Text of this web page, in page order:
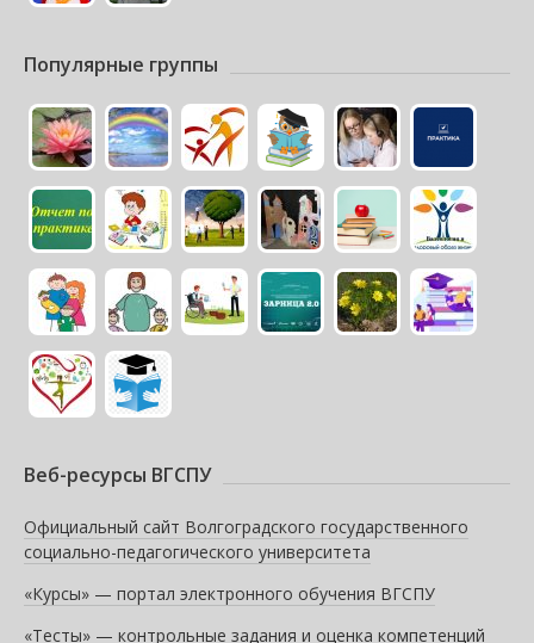
Популярные группы
Веб-ресурсы ВГСПУ
Официальный сайт Волгоградского государственного
социально-педагогического университета
«Курсы» — портал электронного обучения ВГСПУ
«Тесты» — контрольные задания и оценка компетенций